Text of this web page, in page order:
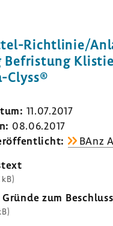
​Richtlinie/
Befris­tung
​Clyss®
11.07.2017
08.06.2017
BAnz
zum Beschluss